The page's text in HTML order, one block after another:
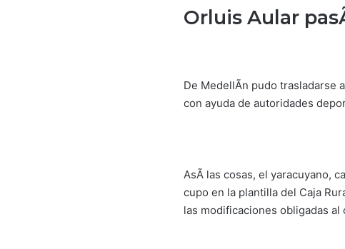
Orluis Aular
De MedellÃ­n pudo trasladarse
con ayuda de autoridades
AsÃ­ las cosas, el yaracuyano,
cupo en la plantilla del Caja
las modificaciones obligadas